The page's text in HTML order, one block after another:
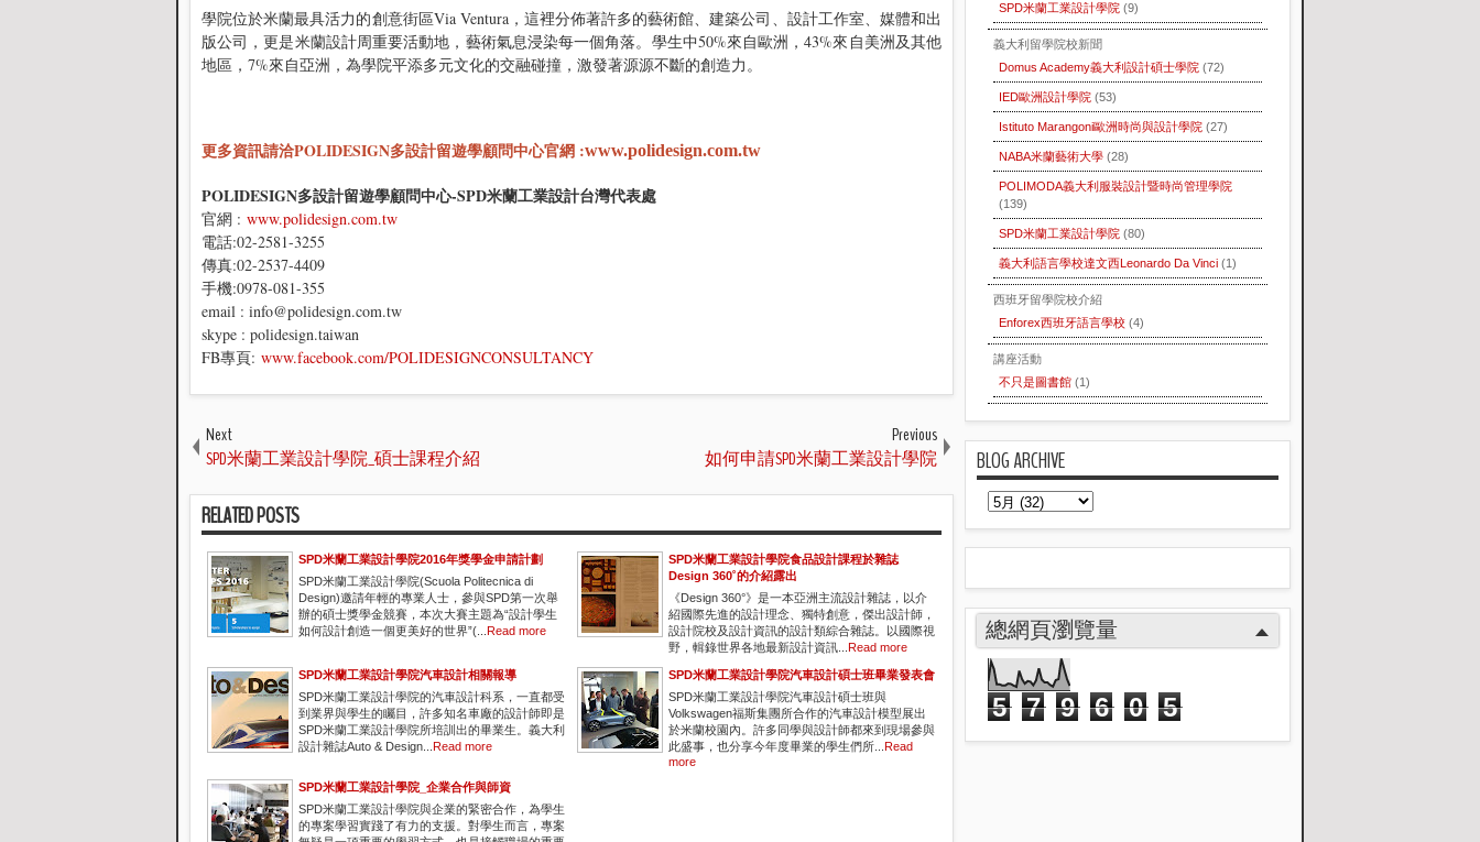
學院位於米蘭最具活力的創意街區Via Ventura，這裡分佈著許多的藝術館、建築公司、設計工作室、媒體和出
版公司，更是米蘭設計周重要活動地，藝術氣息浸染每一個角落。學生中50%來自歐洲，43%來自美洲及其他
地區，7%來自亞洲，為學院平添多元文化的交融碰撞，激發著源源不斷的創造力。
更多資訊請洽POLIDESIGN多設計留遊學顧問中心官網 :www.polidesign.com.tw
POLIDESIGN多設計留遊學顧問中心-SPD米蘭工業設計台灣代表處
官網 : www.polidesign.com.tw
電話:02-2581-3255
傳真:02-2537-4409
手機:0978-081-355
email : info@polidesign.com.tw
skype : polidesign.taiwan
FB專頁: www.facebook.com/POLIDESIGNCONSULTANCY
Next
SPD米蘭工業設計學院_碩士課程介紹
Previous
如何申請SPD米蘭工業設計學院
RELATED POSTS
SPD米蘭工業設計學院2016年獎學金申請計劃
SPD米蘭工業設計學院(Scuola Politecnica di
Design)邀請年輕的專業人士，參與SPD第一次舉
辦的碩士獎學金競賽，本次大賽主題為“設計學生
如何設計創造一個更美好的世界”(...
Read more
SPD米蘭工業設計學院食品設計課程於雜誌
Design 360˚的介紹露出
《Design 360°》是一本亞洲主流設計雜誌，以介
紹國際先進的設計理念、獨特創意，傑出設計師，
設計院校及設計資訊的設計類綜合雜誌。以國際視
野，輯錄世界各地最新設計資訊...
Read more
SPD米蘭工業設計學院汽車設計相關報導
SPD米蘭工業設計學院的汽車設計科系，一直都受
到業界與學生的矚目，許多知名車廠的設計師即是
SPD米蘭工業設計學院所培訓出的畢業生。義大利
設計雜誌Auto & Design...
Read more
SPD米蘭工業設計學院汽車設計碩士班畢業發表會
SPD米蘭工業設計學院汽車設計碩士班與
Volkswagen‬福斯集團所合作的汽車設計模型展出
於米蘭校園內。許多同學與設計師都來到現場參與
此盛事，也分享今年度畢業的學生們所...
Read
more
SPD米蘭工業設計學院_企業合作與師資
SPD米蘭工業設計學院與企業的緊密合作，為學生
的專案學習實踐了有力的支援。對學生而言，專案
SPD米蘭工業設計學院 (9)
義大利留學院校新聞
Domus Academy義大利設計碩士學院 (72)
IED歐洲設計學院 (53)
Istituto Marangoni歐洲時尚與設計學院 (27)
NABA米蘭藝術大學 (28)
POLIMODA義大利服裝設計暨時尚管理學院
(139)
SPD米蘭工業設計學院 (80)
義大利語言學校達文西Leonardo Da Vinci (1)
西班牙留學院校介紹
Enforex西班牙語言學校 (4)
講座活動
不只是圖書館 (1)
BLOG ARCHIVE
總網頁瀏覽量
5 7 9 6 0 5